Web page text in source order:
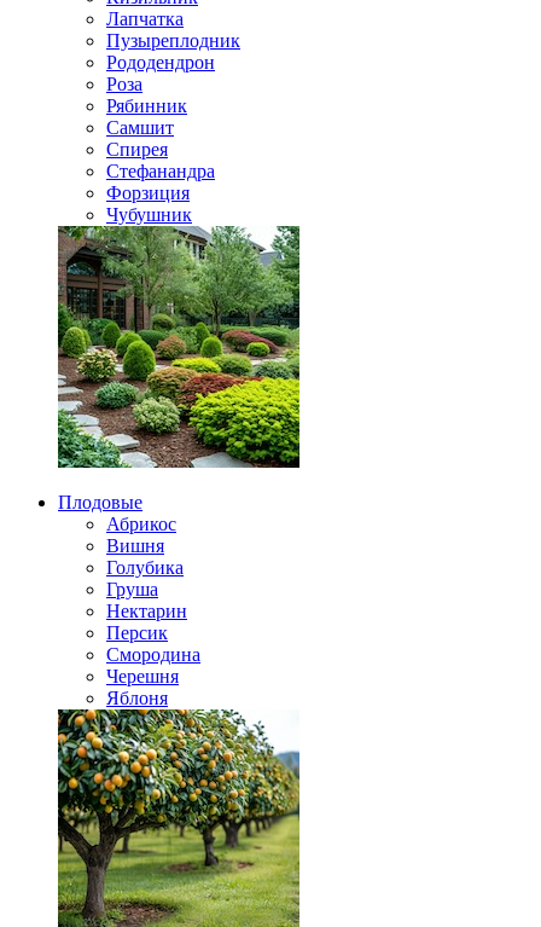
Лапчатка
Пузыреплодник
Рододендрон
Роза
Рябинник
Самшит
Спирея
Стефанандра
Форзиция
Чубушник
Плодовые
Абрикос
Вишня
Голубика
Груша
Нектарин
Персик
Смородина
Черешня
Яблоня